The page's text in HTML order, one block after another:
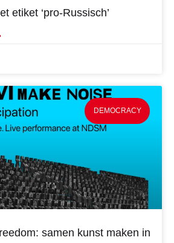
etiket ‘pro-Russisch’
DEMOCRACY
samen kunst maken in